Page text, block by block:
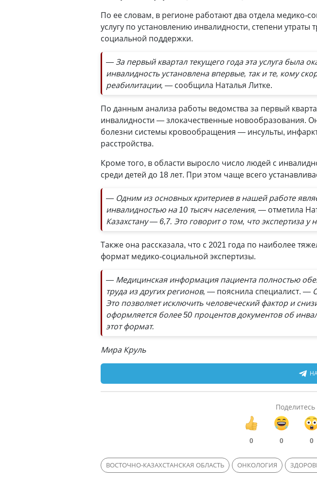
По ее словам, в регионе работают два отдела медико-
услугу по установлению инвалидности, степени
социальной поддержки.
— За первый квартал текущего года эта услуга была
инвалидность установлена впервые, так и те, кому
реабилитации, — сообщила Наталья Литке.
По данным анализа работы ведомства за первый
инвалидности — злокачественные новообразования.
болезни системы кровообращения — инсульты,
расстройства.
Кроме того, в области выросло число людей с
среди детей до 18 лет. При этом чаще всего
— Одним из основных критериев в нашей работе
инвалидностью на 10 тысяч населения, — отметила
Казахстану — 6,7. Это говорит о том, что экспертиза
Также она рассказала, что с 2021 года по наиболее
формат медико-социальной экспертизы.
— Медицинская информация пациента полностью
труда из других регионов, — пояснила специалист. —
Это позволяет исключить человеческий фактор и
оформляется более 50 процентов документов об
этот формат.
Мира Круль
0 0 0
ВОСТОЧНО-КАЗАХСТАНСКАЯ ОБЛАСТЬ ОНКОЛОГИЯ